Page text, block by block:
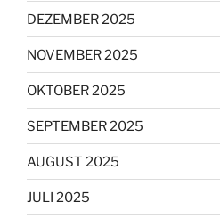
DEZEMBER 2025
NOVEMBER 2025
OKTOBER 2025
SEPTEMBER 2025
AUGUST 2025
JULI 2025